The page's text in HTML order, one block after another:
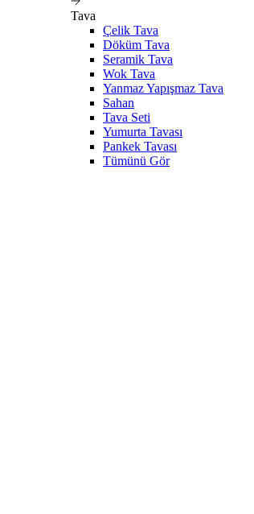
Tava
Çelik Tava
Döküm Tava
Seramik Tava
Wok Tava
Yanmaz Yapışmaz Tava
Sahan
Tava Seti
Yumurta Tavası
Pankek Tavası
Tümünü Gör